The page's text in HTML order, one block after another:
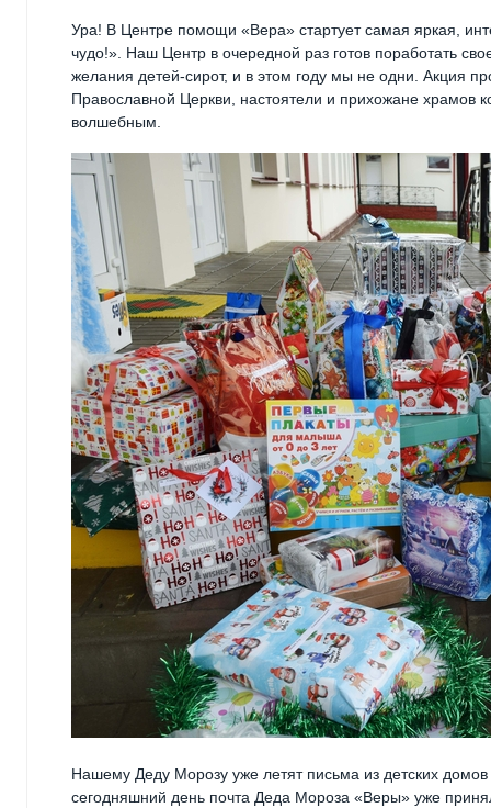
Ура! В Центре помощи «Вера» стартует самая яркая,
чудо!». Наш Центр в очередной раз готов поработать
желания детей-сирот, и в этом году мы не одни. Акция
Православной Церкви, настоятели и прихожане храмов
волшебным.
Нашему Деду Морозу уже летят письма из детских
сегодняшний день почта Деда Мороза «Веры» уже